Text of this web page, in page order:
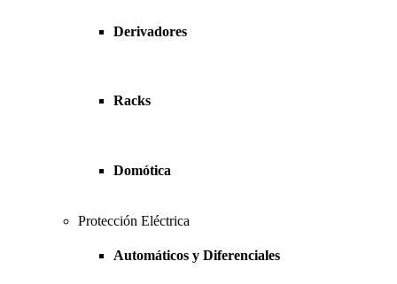
Derivadores
Racks
Domótica
Protección Eléctrica
Automáticos y Diferenciales